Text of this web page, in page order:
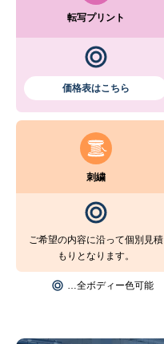
転写プリント
価格表はこちら
刺繍
ご希望の内容に沿って個別見積
もりとなります。
…全ボディー色可能